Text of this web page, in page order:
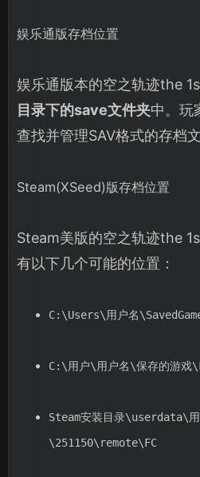
娱乐通版存档位置
娱乐通版本的空之轨迹the
目录下的save文件夹中。玩
查找并管理SAV格式的存档文
Steam(XSeed)版存档位置
Steam美版的空之轨迹the
有以下几个可能的位置：
C:\Users\用户名
C:\用户\用户名\保存的游戏
Steam安装目录\userdata\
\251150\remote\FC